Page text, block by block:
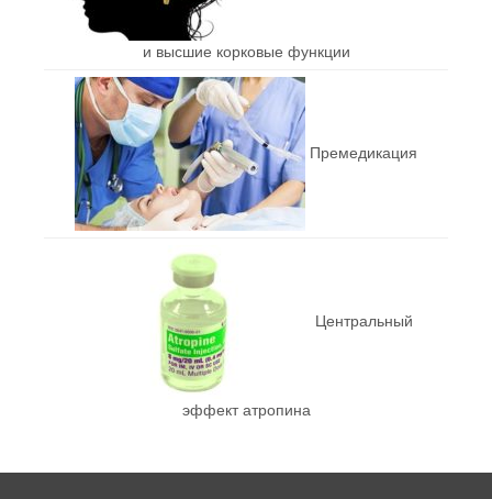
и высшие корковые функции
Премедикация
Центральный
эффект атропина